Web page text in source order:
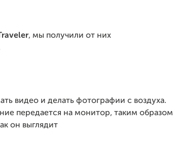
, мы получили от них
видео и делать фотографии с воздуха.
передается на монитор, таким образом
он выглядит